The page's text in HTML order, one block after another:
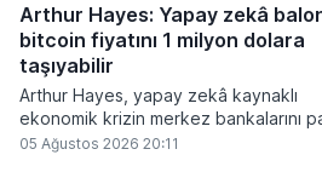
küresel gelişmelere çevrildi.
Arthur Hayes: Yapay zekâ
bitcoin fiyatını 1 milyon dolara
taşıyabilir
Arthur Hayes, yapay zekâ kaynaklı
ekonomik krizin merkez bankalarını
basmaya zorlayacağını ve bu durumun
05 Ağustos 2026 20:11